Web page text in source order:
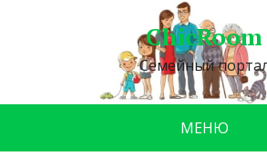
ChicRoom
Семейный
МЕНЮ